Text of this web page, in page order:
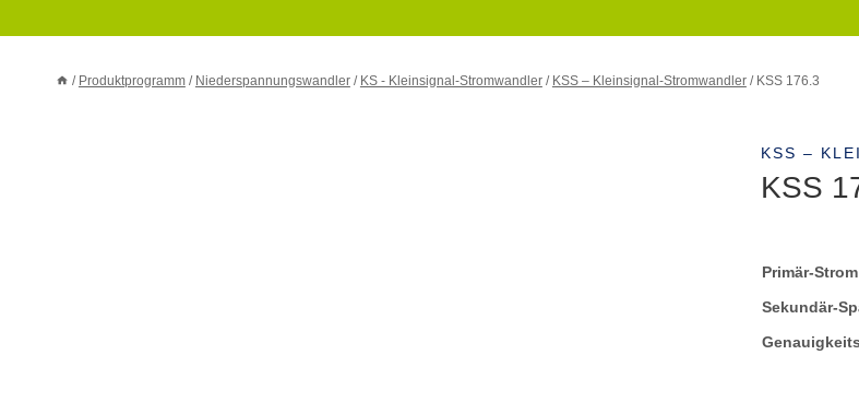
/ Produktprogramm / Niederspannungswandler / KS - Kleinsignal-Stromwandler / KSS – Kleinsignal-Stromwandler / KSS 176.3
KSS –
KSS
Primär-
Sekundär-